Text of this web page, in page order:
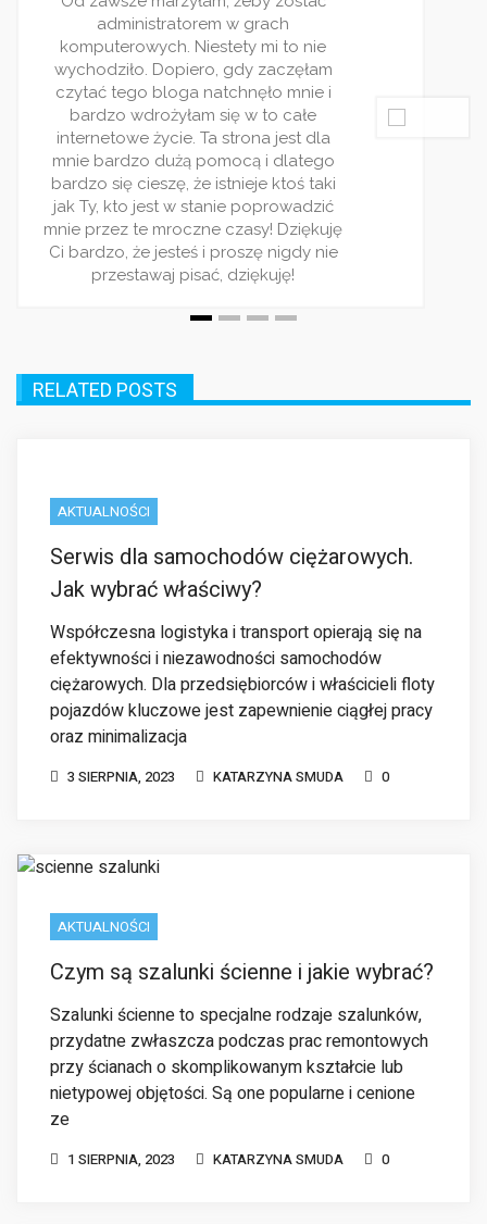
gdy zaczęłam
mnie i
się w to całe
strona jest dla
i dlatego
istnieje ktoś taki
poprowadzić
czasy! Dziękuję
proszę nigdy nie
dziękuję!
polecam
Jak wybrać właściwy?
Współczesna logistyka i transport opierają się na
efektywności i niezawodności samochodów
ciężarowych. Dla przedsiębiorców i właścicieli floty
pojazdów kluczowe jest zapewnienie ciągłej pracy
oraz minimalizacja
3 SIERPNIA, 2023 KATARZYNA SMUDA 0
Szalunki ścienne to specjalne rodzaje szalunków,
przydatne zwłaszcza podczas prac remontowych
przy ścianach o skomplikowanym kształcie lub
nietypowej objętości. Są one popularne i cenione
ze
1 SIERPNIA, 2023 KATARZYNA SMUDA 0